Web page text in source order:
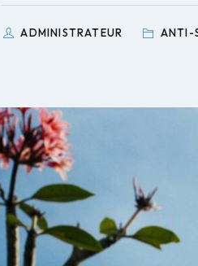
ADMINISTRATEUR ANTI-